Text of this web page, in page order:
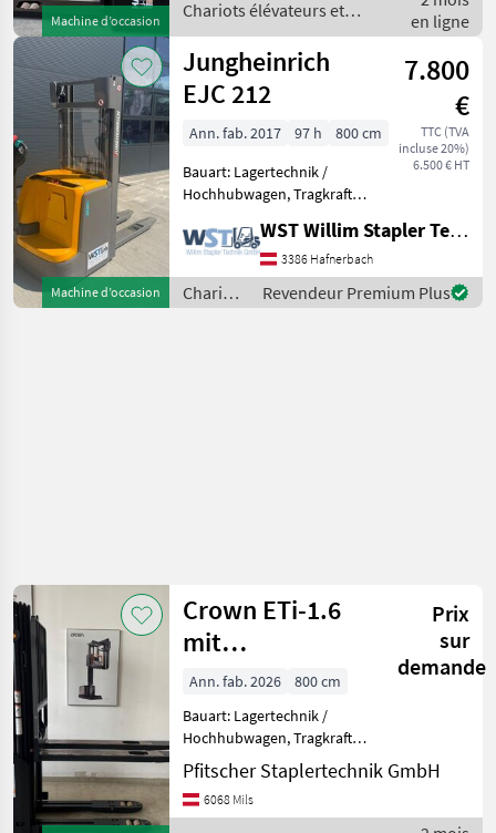
Machine d’occasion
Batterie: Lithium-Ionen 48V
Chariots élévateurs et
techniques de stockage /
Sonstige
en ligne
Machine d’occasion
Jungheinrich
EJC 212
7.800
€
TTC (TVA
incluse 20%)
6.500 € HT
Ann. fab. 2017 97 h
800 cm
Bauart: Lagertechnik /
Hochhubwagen, Tragkraft:
Bauhöhe: 1850mm,
Gabellänge: 1150mm,
Batterie: Bj. 2017 24V 375Ah
, Sonderausstattung: Fron
WST Willim Stapler Technik GmbH
3386 Hafnerbach
Chariots
élévateurs
Revendeur Premium Plus
Crown ETi-1.6
mit
Gabelverlängerungen
Prix
sur
demande
Ann. fab. 2026
800 cm
Bauart: Lagertechnik /
Hochhubwagen, Tragkraft:
1600kg, Hubhöhe: 4750mm,
Bauhöhe: 2140mm,
Freihub: 1660mm,
Pfitscher Staplertechnik GmbH
6068 Mils